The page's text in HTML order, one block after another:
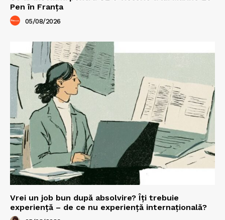
Pen în Franța
05/08/2026
Vrei un job bun după absolvire? Îți trebuie
experiență – de ce nu experiență internațională?